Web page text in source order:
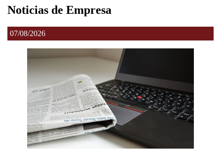
Noticias de Empresa
07/08/2026